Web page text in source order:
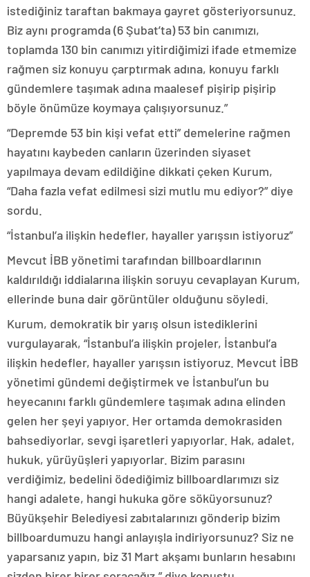
istediğiniz taraftan bakmaya gayret gösteriyorsunuz.
Biz aynı programda (6 Şubat’ta) 53 bin canımızı,
toplamda 130 bin canımızı yitirdiğimizi ifade etmemize
rağmen siz konuyu çarptırmak adına, konuyu farklı
gündemlere taşımak adına maalesef pişirip pişirip
böyle önümüze koymaya çalışıyorsunuz.”
“Depremde 53 bin kişi vefat etti” demelerine rağmen
hayatını kaybeden canların üzerinden siyaset
yapılmaya devam edildiğine dikkati çeken Kurum,
“Daha fazla vefat edilmesi sizi mutlu mu ediyor?” diye
sordu.
“İstanbul’a ilişkin hedefler, hayaller yarışsın istiyoruz”
Mevcut İBB yönetimi tarafından billboardlarının
kaldırıldığı iddialarına ilişkin soruyu cevaplayan Kurum,
ellerinde buna dair görüntüler olduğunu söyledi.
Kurum, demokratik bir yarış olsun istediklerini
vurgulayarak, “İstanbul’a ilişkin projeler, İstanbul’a
ilişkin hedefler, hayaller yarışsın istiyoruz. Mevcut İBB
yönetimi gündemi değiştirmek ve İstanbul’un bu
heyecanını farklı gündemlere taşımak adına elinden
gelen her şeyi yapıyor. Her ortamda demokrasiden
bahsediyorlar, sevgi işaretleri yapıyorlar. Hak, adalet,
hukuk, yürüyüşleri yapıyorlar. Bizim parasını
verdiğimiz, bedelini ödediğimiz billboardlarımızı siz
hangi adalete, hangi hukuka göre söküyorsunuz?
Büyükşehir Belediyesi zabıtalarınızı gönderip bizim
billboardumuzu hangi anlayışla indiriyorsunuz? Siz ne
yaparsanız yapın, biz 31 Mart akşamı bunların hesabını